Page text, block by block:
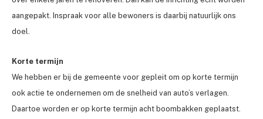
aangepakt. Inspraak voor alle bewoners is daarbij natuurlijk ons
doel.
Korte termijn
We hebben er bij de gemeente voor gepleit om op korte termijn
ook actie te ondernemen om de snelheid van auto’s verlagen.
Daartoe worden er op korte termijn acht boombakken geplaatst.